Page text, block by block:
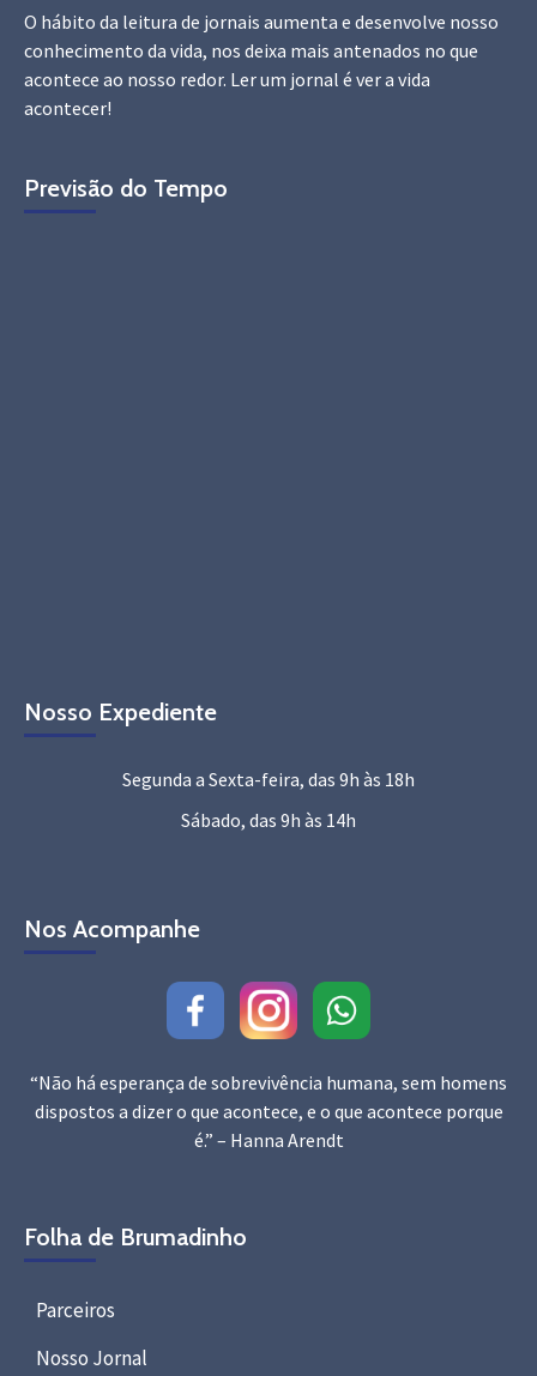
O hábito da leitura de jornais aumenta e desenvolve nosso
conhecimento da vida, nos deixa mais antenados no que
acontece ao nosso redor. Ler um jornal é ver a vida
acontecer!
Previsão do Tempo
Nosso Expediente
Segunda a Sexta-feira, das 9h às 18h
Sábado, das 9h às 14h
Nos Acompanhe
“Não há esperança de sobrevivência humana, sem homens
dispostos a dizer o que acontece, e o que acontece porque
é.” – Hanna Arendt
Folha de Brumadinho
Parceiros
Nosso Jornal